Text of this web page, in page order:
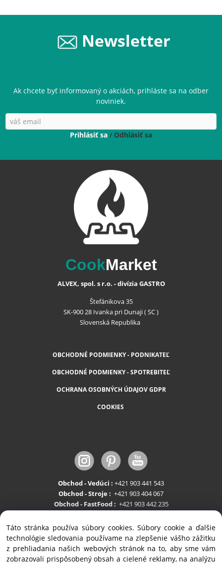
Newsletter
Ak chcete byť informovaný o akciách, prihláste sa na odber
noviniek.
Prihlásiť sa / Odhlásiť sa
CookMarket
ALVEX, spol. s r.o. - divízia GASTRO
Štefánikova 35
SK-900 28 Ivanka pri Dunaji ( SC )
Slovenská Republika
OBCHODNÉ PODMIENKY - PODNIKATEĽ
OBCHODNÉ PODMIENKY - SPOTREBITEĽ
OCHRANA OSOBNÝCH ÚDAJOV GDPR
COOKIES
Obchod - Vedúci : +421 903 441 543
Obchod - Stroje : +421 903 404 067
Obchod - FastFood : +421 903 442 235
Táto stránka používa súbory cookies. Súbory cookie a ďalšie
technológie sledovania používame na zlepšenie vášho zážitku
z prehliadania našich webových stránok na to, aby sme vám
zobrazovali prispôsobený obsah a cielené reklamy, na analýzu